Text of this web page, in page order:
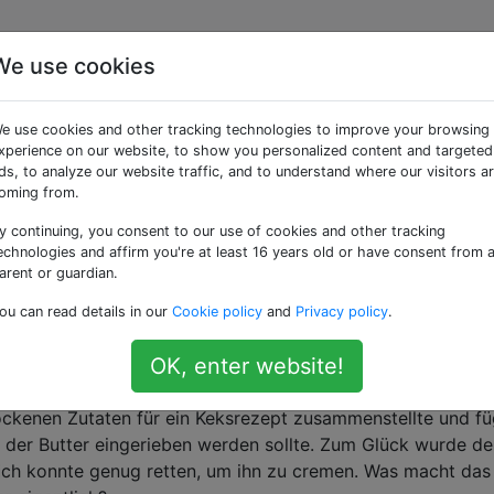
Fragen
hergestellt wird, um das Butterfett von anderen
Abschlussgericht handeln.
zu lassen?
zu lassen? Wenn ja, wie lange ist es sicher, es
storage-lifetime
eincremen?
Zutaten für ein Keksrezept zusammenstellte und
Butter eingerieben werden sollte. Zum Glück wurde
konnte genug retten, um ihn zu cremen. Was macht das
use cookies
use cookies and other tracking technologies to improve your browsing
on our website, to show you personalized content and targeted
to analyze our website traffic, and to understand where our visitors
from.
continuing, you consent to our use of cookies and other tracking
and affirm you're at least 16 years old or have consent from a
or guardian.
can read details in our Cookie policy and Privacy policy.
OK, enter website!